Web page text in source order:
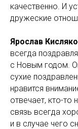
качественно. И
дружеские
Ярослав
всегда
с Новым годом.
сухие
нравится
отвечает, кто-то
связь всегда
и в случае чего